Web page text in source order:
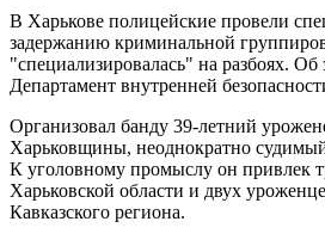
В Харькове полицейские провели
задержанию криминальной
"специализировалась" на разбоях. Об
Департамент внутренней
Организовал банду 39-летний
Харьковщины, неоднократно
К уголовному промыслу он привлек
Харьковской области и двух
Кавказского региона.